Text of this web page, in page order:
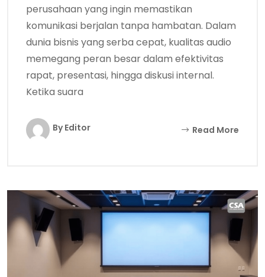
perusahaan yang ingin memastikan
komunikasi berjalan tanpa hambatan. Dalam
dunia bisnis yang serba cepat, kualitas audio
memegang peran besar dalam efektivitas
rapat, presentasi, hingga diskusi internal.
Ketika suara
By Editor Read More